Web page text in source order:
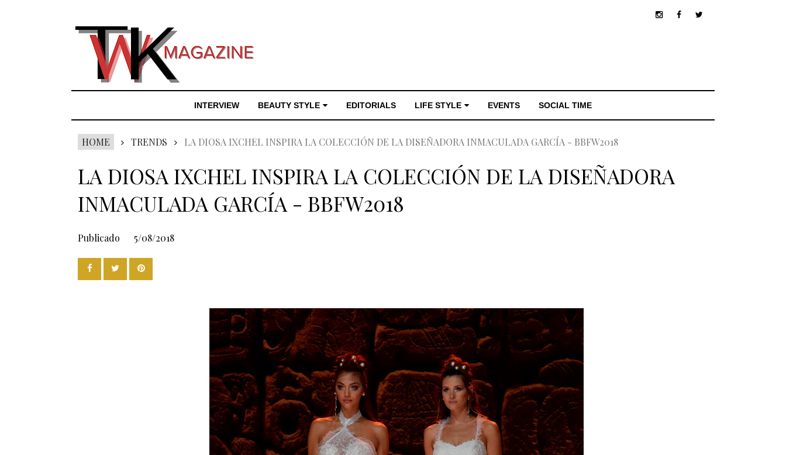
INTERVIEW BEAUTY STYLE EDITORIALS LIFE STYLE EVENTS SOCIAL TIME
HOME TRENDS LA DIOSA IXCHEL INSPIRA LA COLECCIÓN DE LA DISEÑADORA INMACULADA GARCÍA - BBFW2018
LA DIOSA IXCHEL INSPIRA LA COLECCIÓN DE LA DISEÑADORA
INMACULADA GARCÍA - BBFW2018
Publicado 5/08/2018